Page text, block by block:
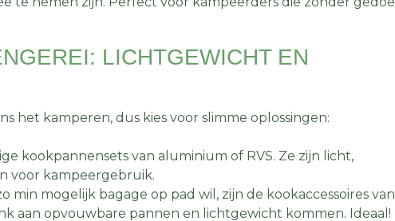
LICHTGEWICHT EN
het kamperen, dus kies voor slimme oplossingen:
kookpannensets van aluminium of RVS. Ze zijn licht,
voor kampeergebruik.
min mogelijk bagage op pad wil, zijn de kookaccessoires van
aan opvouwbare pannen en lichtgewicht kommen. Ideaal!